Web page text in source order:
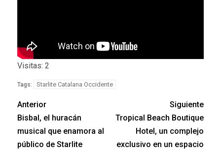
Visitas: 2
Tags: Starlite Catalana Occidente
Anterior
Bisbal, el huracán
musical que enamora al
público de Starlite
Siguiente
Tropical Beach Boutique
Hotel, un complejo
exclusivo en un espacio